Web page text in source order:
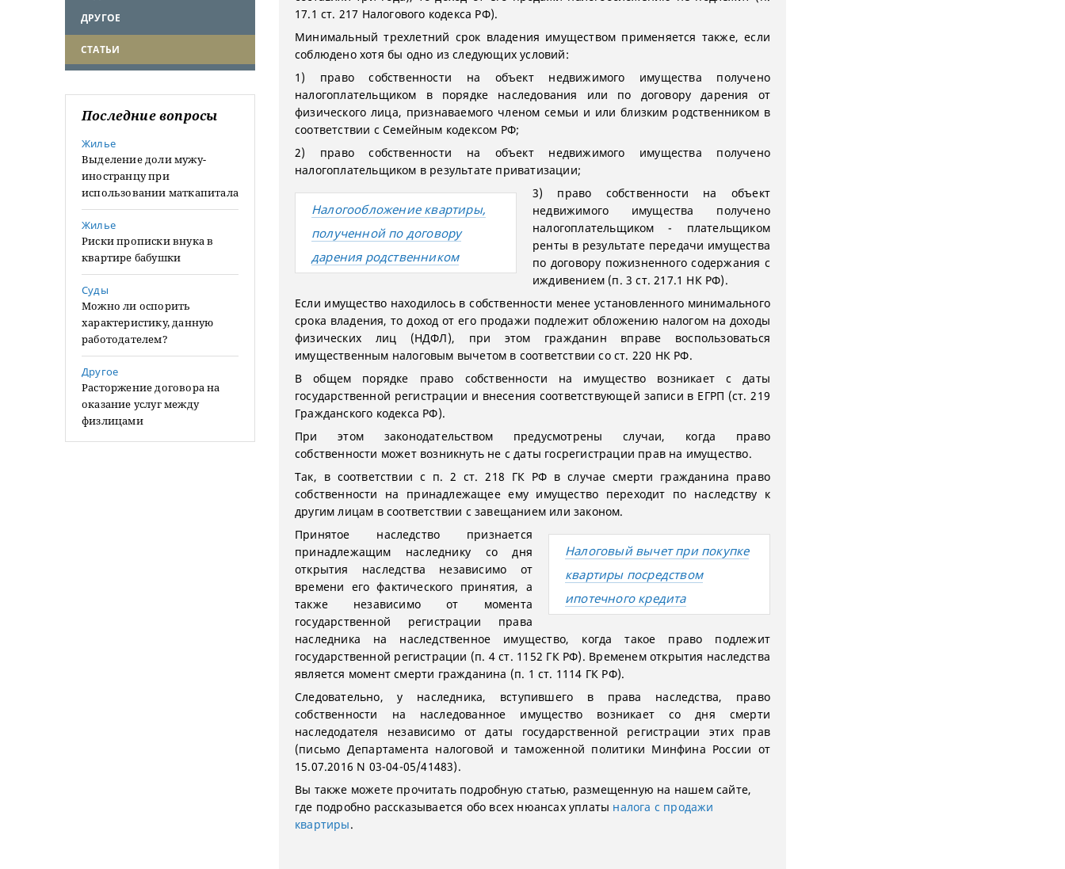
ДРУГОЕ
СТАТЬИ
Последние вопросы
Жилье
Выделение доли мужу-
иностранцу при
использовании маткапитала
Жилье
Риски прописки внука в
квартире бабушки
Суды
Можно ли оспорить
характеристику, данную
работодателем?
Другое
Расторжение договора на
оказание услуг между
физлицами
17.1 ст. 217 Налогового кодекса РФ).
Минимальный трехлетний срок владения имуществом применяется также, если
соблюдено хотя бы одно из следующих условий:
1) право собственности на объект недвижимого имущества получено
налогоплательщиком в порядке наследования или по договору дарения от
физического лица, признаваемого членом семьи и или близким родственником в
соответствии с Семейным кодексом РФ;
2) право собственности на объект недвижимого имущества получено
налогоплательщиком в результате приватизации;
Налогообложение квартиры,
полученной по договору
дарения родственником
3) право собственности на объект
недвижимого имущества получено
налогоплательщиком - плательщиком
ренты в результате передачи имущества
по договору пожизненного содержания с
иждивением (п. 3 ст. 217.1 НК РФ).
Если имущество находилось в собственности менее установленного минимального
срока владения, то доход от его продажи подлежит обложению налогом на доходы
физических лиц (НДФЛ), при этом гражданин вправе воспользоваться
имущественным налоговым вычетом в соответствии со ст. 220 НК РФ.
В общем порядке право собственности на имущество возникает с даты
государственной регистрации и внесения соответствующей записи в ЕГРП (ст. 219
Гражданского кодекса РФ).
При этом законодательством предусмотрены случаи, когда право
собственности может возникнуть не с даты госрегистрации прав на имущество.
Так, в соответствии с п. 2 ст. 218 ГК РФ в случае смерти гражданина право
собственности на принадлежащее ему имущество переходит по наследству к
другим лицам в соответствии с завещанием или законом.
Налоговый вычет при покупке
квартиры посредством
ипотечного кредита
Принятое наследство признается
принадлежащим наследнику со дня
открытия наследства независимо от
времени его фактического принятия, а
также независимо от момента
государственной регистрации права
наследника на наследственное имущество, когда такое право подлежит
государственной регистрации (п. 4 ст. 1152 ГК РФ). Временем открытия наследства
является момент смерти гражданина (п. 1 ст. 1114 ГК РФ).
Следовательно, у наследника, вступившего в права наследства, право
собственности на наследованное имущество возникает со дня смерти
наследодателя независимо от даты государственной регистрации этих прав
(письмо Департамента налоговой и таможенной политики Минфина России от
15.07.2016 N 03-04-05/41483).
Вы также можете прочитать подробную статью, размещенную на нашем сайте,
где подробно рассказывается обо всех нюансах уплаты налога с продажи
квартиры.